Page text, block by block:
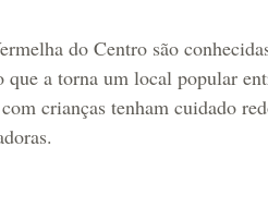
do Centro são
que a torna um local popular
crianças tenham cuidado